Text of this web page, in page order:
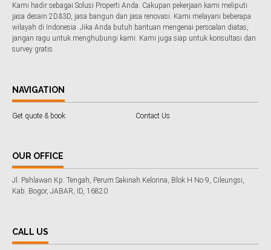
Kami hadir sebagai Solusi Properti Anda. Cakupan pekerjaan kami meliputi
jasa desain 2D&3D, jasa bangun dan jasa renovasi. Kami melayani beberapa
wilayah di Indonesia. Jika Anda butuh bantuan mengenai persoalan diatas,
jangan ragu untuk menghubungi kami. Kami juga siap untuk konsultasi dan
survey gratis.
NAVIGATION
Get quote & book Contact Us
OUR OFFICE
Jl. Pahlawan Kp. Tengah, Perum Sakinah Kelorina, Blok H No 9, Cileungsi,
Kab. Bogor, JABAR, ID, 16820
CALL US